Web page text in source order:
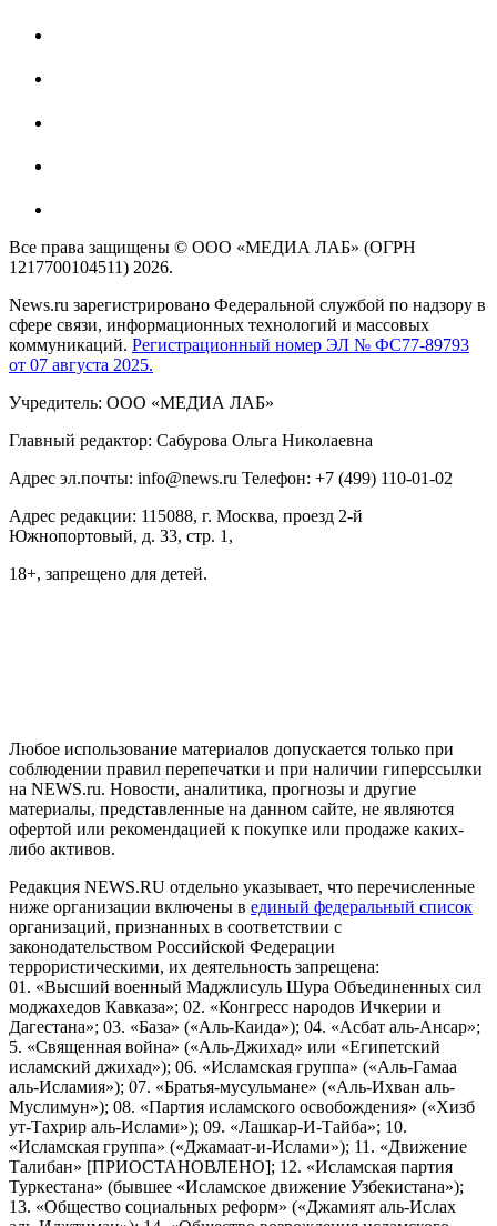
Все права защищены © ООО «МЕДИА ЛАБ» (ОГРН
1217700104511) 2026.
News.ru зарегистрировано Федеральной службой по надзору в
сфере связи, информационных технологий и массовых
коммуникаций. Регистрационный номер ЭЛ № ФС77-89793
от 07 августа 2025.
Учредитель: ООО «МЕДИА ЛАБ»
Главный редактор: Сабурова Ольга Николаевна
Адрес эл.почты: info@news.ru Телефон: +7 (499) 110-01-02
Адрес редакции: 115088, г. Москва, проезд 2-й
Южнопортовый, д. 33, стр. 1,
18+, запрещено для детей.
Любое использование материалов допускается только при
соблюдении правил перепечатки и при наличии гиперссылки
на NEWS.ru. Новости, аналитика, прогнозы и другие
материалы, представленные на данном сайте, не являются
офертой или рекомендацией к покупке или продаже каких-
либо активов.
Редакция NEWS.RU отдельно указывает, что перечисленные
ниже организации включены в единый федеральный список
организаций, признанных в соответствии с
законодательством Российской Федерации
террористическими, их деятельность запрещена:
01. «Высший военный Маджлисуль Шура Объединенных сил
моджахедов Кавказа»; 02. «Конгресс народов Ичкерии и
Дагестана»; 03. «База» («Аль-Каида»); 04. «Асбат аль-Ансар»;
5. «Священная война» («Аль-Джихад» или «Египетский
исламский джихад»); 06. «Исламская группа» («Аль-Гамаа
аль-Исламия»); 07. «Братья-мусульмане» («Аль-Ихван аль-
Муслимун»); 08. «Партия исламского освобождения» («Хизб
ут-Тахрир аль-Ислами»); 09. «Лашкар-И-Тайба»; 10.
«Исламская группа» («Джамаат-и-Ислами»); 11. «Движение
Талибан» [ПРИОСТАНОВЛЕНО]; 12. «Исламская партия
Туркестана» (бывшее «Исламское движение Узбекистана»);
13. «Общество социальных реформ» («Джамият аль-Ислах